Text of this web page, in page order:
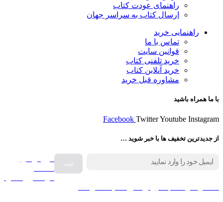
راهنمای عودت کتاب
ارسال کتاب به سراسر جهان
راهنمایی خرید
تماس با ما
قوانین سایت
خرید تلفنی کتاب
خرید آنلاین کتاب
مشاوره قبل خرید
با ما همراه باشید
Facebook TwitterYoutube Instagram
از جدیدترین تخفیف ها با خبر شوید …
فروش انواع